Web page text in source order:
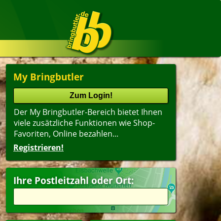
My Bringbutler
Der My Bringbutler-Bereich bietet Ihnen
viele zusätzliche Funktionen wie Shop-
Favoriten, Online bezahlen...
Registrieren!
Ihre Postleitzahl oder Ort:
(ältester Shop zuerst)
Dessert
Getränke